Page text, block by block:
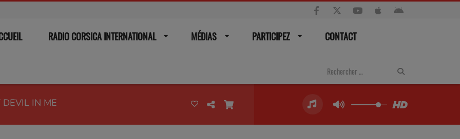
RADIO CORSICA INTERNATIONAL MÉDIAS PARTICIPEZ CONTACT
IN ME